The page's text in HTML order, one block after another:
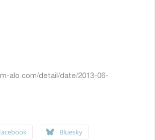
alo.com/detail/date/2013-06-
Bluesky